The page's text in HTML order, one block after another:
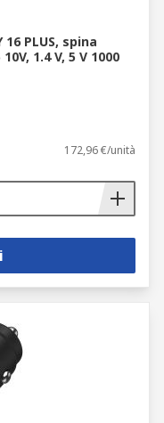
PLUS, spina
1.4 V, 5 V 1000
172,96 €/unità